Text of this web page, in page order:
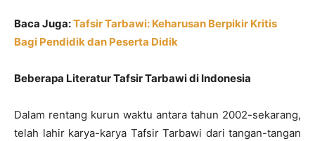
Baca Juga:Tafsir Tarbawi: Keharusan Berpikir Kritis
Bagi Pendidik dan Peserta Didik
Beberapa Literatur Tafsir Tarbawi di Indonesia
Dalam rentang kurun waktu antara tahun 2002-sekarang,
telah lahir karya-karya Tafsir Tarbawi dari tangan-tangan